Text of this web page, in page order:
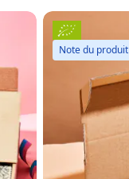
Note du produit